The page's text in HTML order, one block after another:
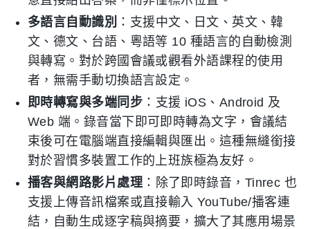
多語言自動識別 ：支援中文、日文、英文、韓
文、德文、台語、粵語等 10 種語言的自動檢測
與轉寫。對於跨國會議或觀看外語課程的使用
者，無需手動切換語言設定。
即時轉寫與多端同步 ：支援 iOS、Android 及
Web 端。錄音當下即可即時轉為文字，會議結
束後可在電腦端直接編輯與匯出。這種無縫銜接
對於習慣多裝置工作的上班族極為友好。
播客與網路影片處理：除了即時錄音，Tinrec 也
支援上傳音訊檔案或直接輸入 YouTube/播客連
結，自動生成逐字稿與摘要，擴大了其應用場景